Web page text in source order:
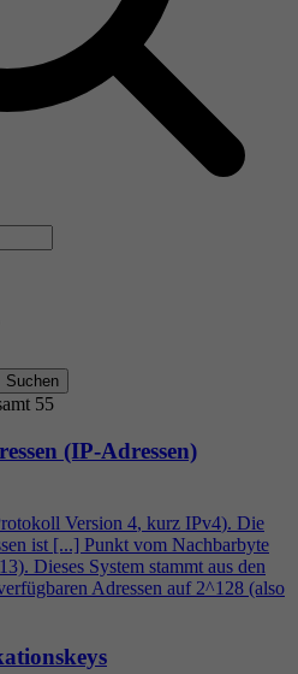
Suchen
55
(IP-Adressen)
Version 4, kurz IPv4). Die
ist [...] Punkt vom Nachbarbyte
Dieses System stammt aus den
Adressen auf 2^128 (also